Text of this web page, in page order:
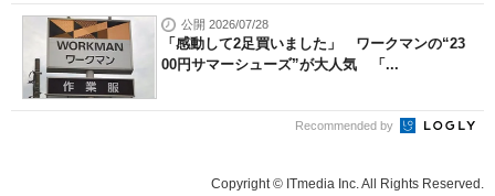
公開 2026/07/28
「感動して2足買いました」 ワークマンの“23
00円サマーシューズ”が大人気 「...
Recommended by
Copyright © ITmedia Inc. All Rights Reserved.